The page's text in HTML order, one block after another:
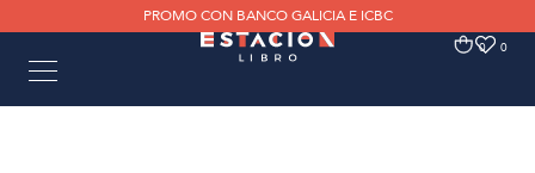
PROMO CON BANCO GALICIA E ICBC
0 0